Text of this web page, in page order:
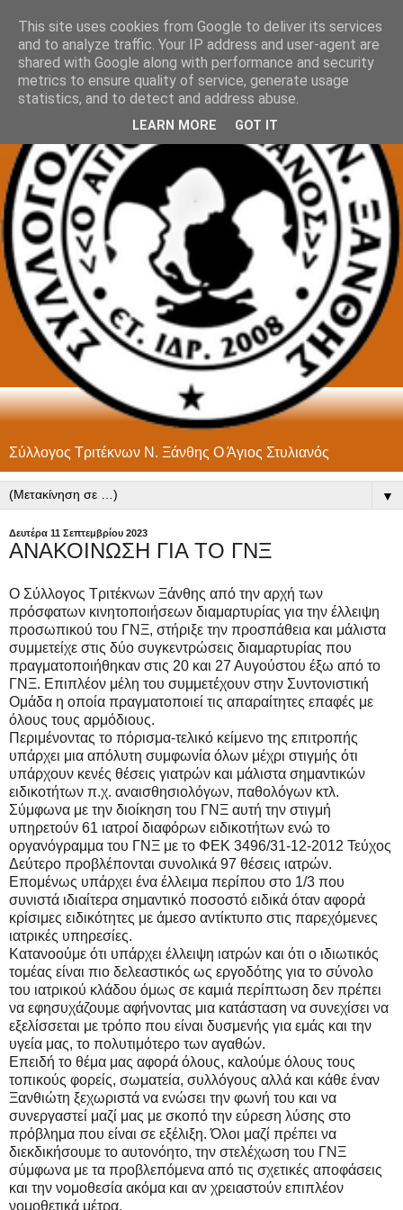
Σύλλογος Τριτέκνων Ν. Ξάνθης Ο Άγιος Στυλιανός
▼
Δευτέρα 11 Σεπτεμβρίου 2023
ΑΝΑΚΟΙΝΩΣΗ ΓΙΑ ΤΟ ΓΝΞ
Ο Σύλλογος Τριτέκνων Ξάνθης από την αρχή των
πρόσφατων κινητοποιήσεων διαμαρτυρίας για την έλλειψη
προσωπικού του ΓΝΞ, στήριξε την προσπάθεια και μάλιστα
συμμετείχε στις δύο συγκεντρώσεις διαμαρτυρίας που
πραγματοποιήθηκαν στις 20 και 27 Αυγούστου έξω από το
ΓΝΞ. Επιπλέον μέλη του συμμετέχουν στην Συντονιστική
Ομάδα η οποία πραγματοποιεί τις απαραίτητες επαφές με
όλους τους αρμόδιους.
Περιμένοντας το πόρισμα-τελικό κείμενο της επιτροπής
υπάρχει μια απόλυτη συμφωνία όλων μέχρι στιγμής ότι
υπάρχουν κενές θέσεις γιατρών και μάλιστα σημαντικών
ειδικοτήτων π.χ. αναισθησιολόγων, παθολόγων κτλ.
Σύμφωνα με την διοίκηση του ΓΝΞ αυτή την στιγμή
υπηρετούν 61 ιατροί διαφόρων ειδικοτήτων ενώ το
οργανόγραμμα του ΓΝΞ με το ΦΕΚ 3496/31-12-2012 Τεύχος
Δεύτερο προβλέπονται συνολικά 97 θέσεις ιατρών.
Επομένως υπάρχει ένα έλλειμα περίπου στο 1/3 που
συνιστά ιδιαίτερα σημαντικό ποσοστό ειδικά όταν αφορά
κρίσιμες ειδικότητες με άμεσο αντίκτυπο στις παρεχόμενες
ιατρικές υπηρεσίες.
Κατανοούμε ότι υπάρχει έλλειψη ιατρών και ότι ο ιδιωτικός
τομέας είναι πιο δελεαστικός ως εργοδότης για το σύνολο
του ιατρικού κλάδου όμως σε καμιά περίπτωση δεν πρέπει
να εφησυχάζουμε αφήνοντας μια κατάσταση να συνεχίσει να
εξελίσσεται με τρόπο που είναι δυσμενής για εμάς και την
υγεία μας, το πολυτιμότερο των αγαθών.
Επειδή το θέμα μας αφορά όλους, καλούμε όλους τους
τοπικούς φορείς, σωματεία, συλλόγους αλλά και κάθε έναν
Ξανθιώτη ξεχωριστά να ενώσει την φωνή του και να
συνεργαστεί μαζί μας με σκοπό την εύρεση λύσης στο
πρόβλημα που είναι σε εξέλιξη. Όλοι μαζί πρέπει να
διεκδικήσουμε το αυτονόητο, την στελέχωση του ΓΝΞ
σύμφωνα με τα προβλεπόμενα από τις σχετικές αποφάσεις
και την νομοθεσία ακόμα και αν χρειαστούν επιπλέον
νομοθετικά μέτρα.
This site uses cookies from Google to deliver its services
and to analyze traffic. Your IP address and user-agent are
shared with Google along with performance and security
metrics to ensure quality of service, generate usage
statistics, and to detect and address abuse.
LEARN MORE GOT IT